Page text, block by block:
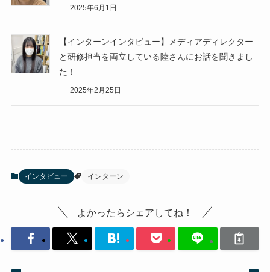
2025年6月1日
【インターンインタビュー】メディアディレクター
と研修担当を両立している陸さんにお話を聞きまし
た！
2025年2月25日
インタビュー インターン
よかったらシェアしてね！